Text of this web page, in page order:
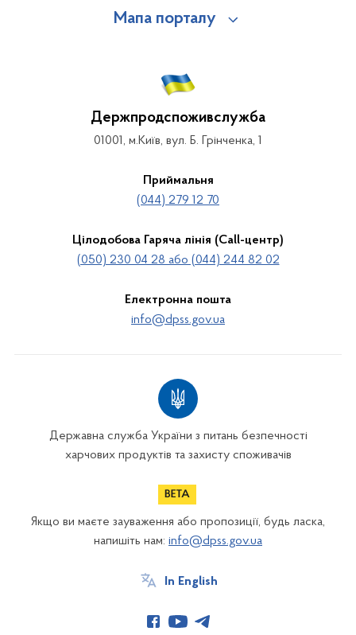
Мапа порталу
Держпродспоживслужба
01001, м.Київ, вул. Б. Грінченка, 1
Приймальня
(044) 279 12 70
Цілодобова Гаряча лінія (Call-центр)
(050) 230 04 28 або (044) 244 82 02
Електронна пошта
info@dpss.gov.ua
Державна служба України з питань безпечності
харчових продуктів та захисту споживачів
Якщо ви маєте зауваження або пропозиції, будь ласка,
напишіть нам: info@dpss.gov.ua
In English